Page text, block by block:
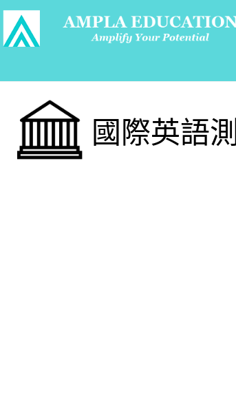
國際英語